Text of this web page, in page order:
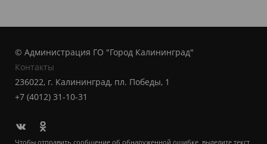
© Администрация ГО "Город Калининград"
Контакты
236022, г. Калининград, пл. Победы, 1
+7 (4012) 31-10-31
Чтобы отправить сообщение об обнаруженной ошибке, выделите текст